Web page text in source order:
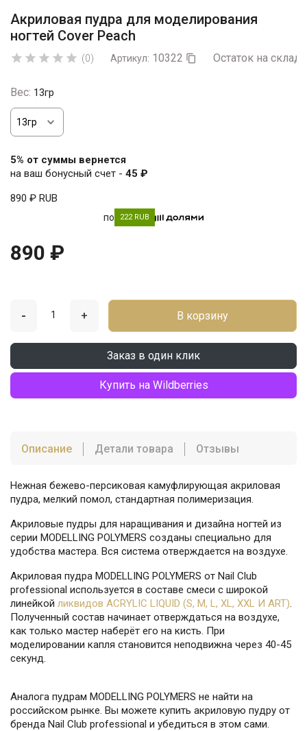
Акриловая пудра для моделирования
ногтей Cover Peach
     (0) Артикул: 10322  Остаток на
Вес: 13гр
5% от суммы вернется
на ваш бонусный счет - 45 ₽
890 ₽ RUB
по 222 RUB
890 ₽
- + В корзину
Заказ в один клик
Купить на Wildberries
Описание Детали товара Отзывы
Нежная бежево-персиковая камуфлирующая акриловая
пудра, мелкий помол, стандартная полимеризация.
Акриловые пудры для наращивания и дизайна ногтей из
серии MODELLING POLYMERS созданы специально для
удобства мастера. Вся система отверждается на воздухе.
Акриловая пудра MODELLING POLYMERS от Nail Club
professional используется в составе смеси с широкой
линейкой ликвидов АCRYLIC LIQUID (S, M, L, XL, XXL И ART).
Полученный состав начинает отверждаться на воздухе,
как только мастер наберёт его на кисть. При
моделировании капля становится неподвижна через 40-45
секунд.
Аналога пудрам MODELLING POLYMERS не найти на
российском рынке. Вы можете купить акриловую пудру от
бренда Nail Club professional и убедиться в этом сами.